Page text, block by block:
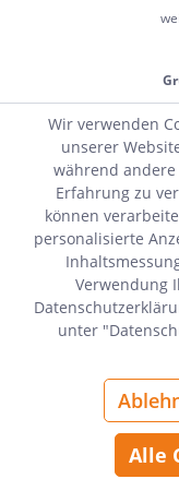
Sofort
Wir verwenden
unserer
während
Erfahrung zu
können
personalisierte
Verwendung
unter
Alle